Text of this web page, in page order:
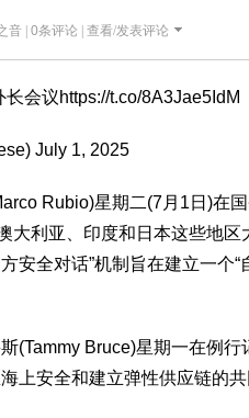
音 | 0条评论 | 查看/发表评论
长会议https://t.co/8A3Jae5IdM
July 1, 2025
Rubio)星期二(7月1日)在国
大利亚、印度和日本这些地
安全对话”机制旨在建立一个
Bruce)星期一在例行
上安全和建立弹性供应链的共